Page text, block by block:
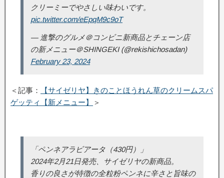
クリーミーでやさしい味わいです。
pic.twitter.com/eEpqM9c9oT
— 進撃のグルメ＠コンビニ新商品とチェーン店
の新メニュー＠SHINGEKI (@rekishichosadan)
February 23, 2024
＜記事：
【サイゼリヤ】きのことほうれん草のクリームスパ
ゲッティ【新メニュー】
＞
「ペンネアラビアータ（430円）」
2024年2月21日発売、サイゼリヤの新商品。
香りの良さが特徴の全粒粉ペンネに辛さと旨味の